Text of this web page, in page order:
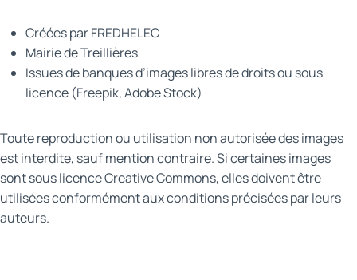
Créées par FREDHELEC
Mairie de Treillières
Issues de banques d’images libres de droits ou sous
licence (Freepik, Adobe Stock)
Toute reproduction ou utilisation non autorisée des images
est interdite, sauf mention contraire. Si certaines images
sont sous licence Creative Commons, elles doivent être
utilisées conformément aux conditions précisées par leurs
auteurs.